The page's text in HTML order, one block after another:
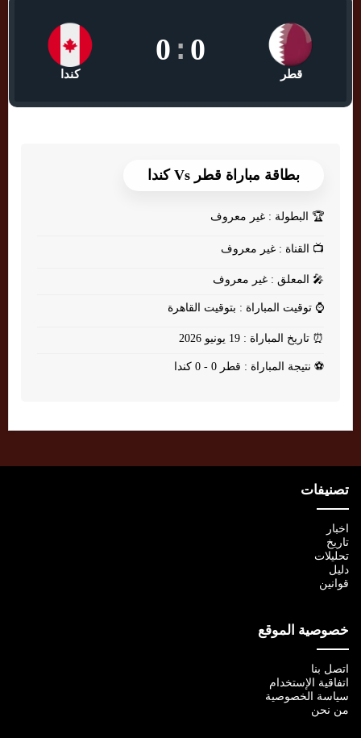
قطر
0
:
0
كندا
بطاقة مباراة قطر Vs كندا
🏆 البطولة : غير معروف
📺 القناة : غير معروف
🎤 المعلق : غير معروف
⌚ توقيت المباراة : بتوقيت القاهرة
⏰ تاريخ المباراة : 19 يونيو 2026
⚽ نتيجة المباراة : قطر 0 - 0 كندا
تصنيفات
اخبار
تاريخ
تحليلات
دليل
قوانين
خصوصية الموقع
اتصل بنا
اتفاقية الإستخدام
سياسة الخصوصية
من نحن